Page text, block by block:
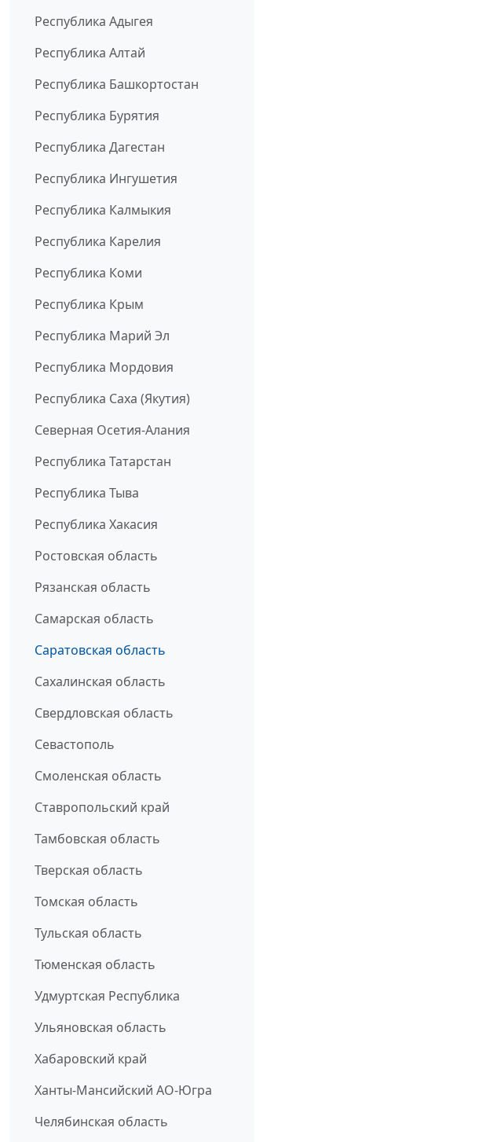
Республика Адыгея
Республика Алтай
Республика Башкортостан
Республика Бурятия
Республика Дагестан
Республика Ингушетия
Республика Калмыкия
Республика Карелия
Республика Коми
Республика Крым
Республика Марий Эл
Республика Мордовия
Республика Саха (Якутия)
Северная Осетия-Алания
Республика Татарстан
Республика Тыва
Республика Хакасия
Ростовская область
Рязанская область
Самарская область
Саратовская область
Сахалинская область
Свердловская область
Севастополь
Смоленская область
Ставропольский край
Тамбовская область
Тверская область
Томская область
Тульская область
Тюменская область
Удмуртская Республика
Ульяновская область
Хабаровский край
Ханты-Мансийский АО-Югра
Челябинская область